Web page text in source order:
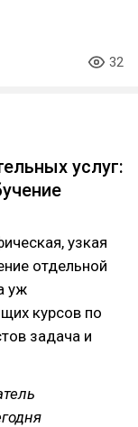
32
услуг:
узкая
отдельной
уж
курсов по
задача и